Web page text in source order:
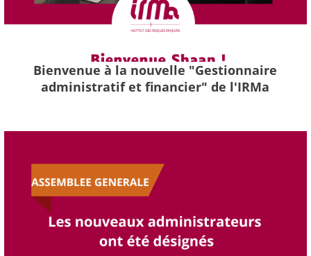
Bienvenue à la nouvelle "Gestionnaire
administratif et financier" de l'IRMa